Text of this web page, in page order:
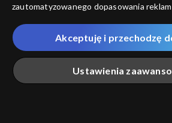
Miasta
Miasto na fundamencie z
węgla
Miasta
zautomatyzowanego dopasowania
które wskazujemy poniżej, a także zgody
przez nas identyfikatora PPID do Google.
Twoje dane osobowe zbierane podczas
Ciebie naszych
poszczególnych serwisów
„Portalem”, w tym informacje zapisywane
Ustawienia
Akceptuję i przechodzę